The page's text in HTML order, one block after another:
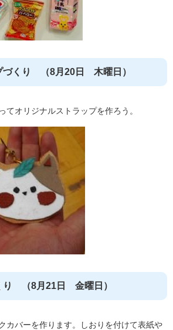
づくり （8月20日 木曜日）
リジナルストラップを作ろう。
り （8月21日 金曜日）
ーを作ります。しおりを付けて表紙や